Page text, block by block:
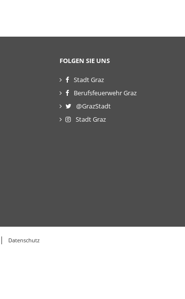
FOLGEN SIE UNS
Stadt Graz
Berufsfeuerwehr Graz
@GrazStadt
Stadt Graz
Datenschutz